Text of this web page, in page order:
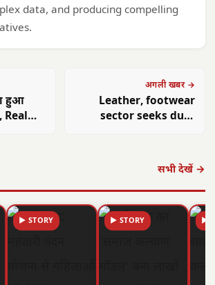
data, and producing compelling
हुआ
अगली खबर →
Leather, footwear
sector seeks duty
costs
सभी देखें →
▶ STORY ▶ STORY ▶